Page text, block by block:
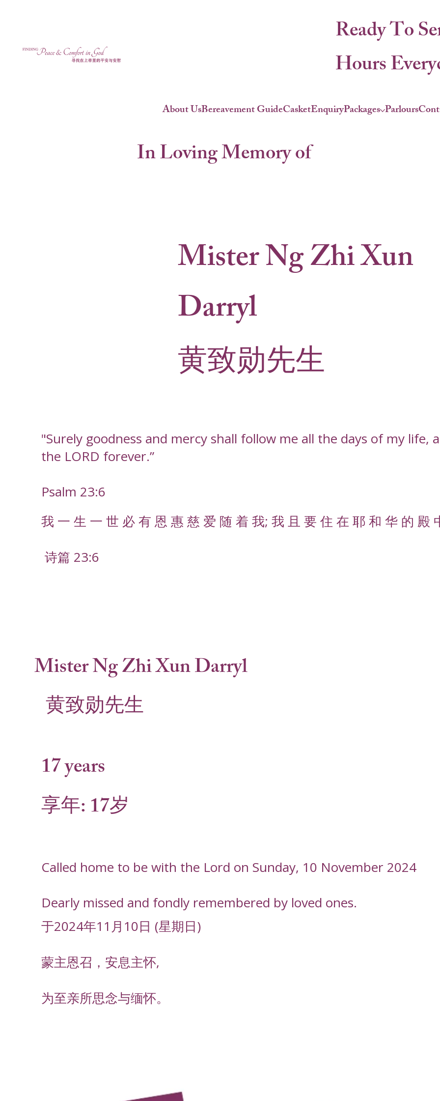
About UsBereavement GuideCasketEnquiryPackages Parlours
Ready To
Hours
In Loving Memory of
Mister Ng Zhi Xun
Darryl
黄致勋先生
"Surely goodness and mercy shall follow me all the days of my life,
the LORD forever.”
Psalm 23:6
我 一 生 一 世 必 有 恩 惠 慈 爱 随 着 我; 我 且 要 住 在 耶 和 华 的 殿
诗篇 23:6
Mister Ng Zhi Xun Darryl
黄致勋先生
17 years
享年: 17岁
Called home to be with the Lord on Sunday, 10 November 2024
Dearly missed and fondly remembered by loved ones.
于2024年11月10日 (星期日)
蒙主恩召，安息主怀,
为至亲所思念与缅怀。